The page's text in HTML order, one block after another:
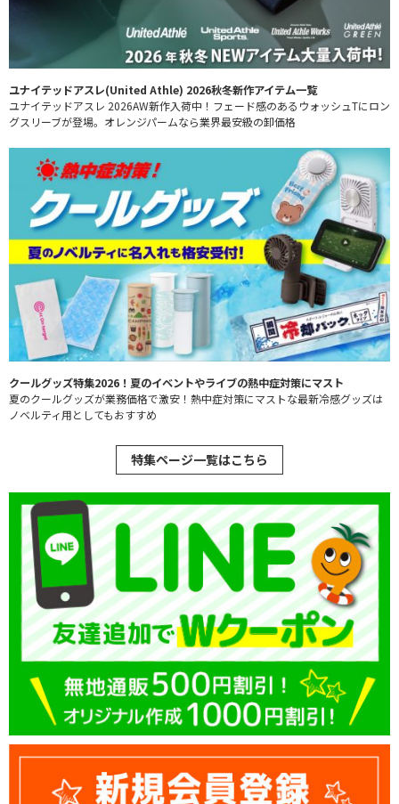
ユナイテッドアスレ(United Athle) 2026秋冬新作アイテム一覧
ユナイテッドアスレ 2026AW新作入荷中！フェード感のあるウォッシュTにロン
グスリーブが登場。オレンジパームなら業界最安級の卸価格
クールグッズ特集2026！夏のイベントやライブの熱中症対策にマスト
夏のクールグッズが業務価格で激安！熱中症対策にマストな最新冷感グッズは
ノベルティ用としてもおすすめ
特集ページ一覧はこちら